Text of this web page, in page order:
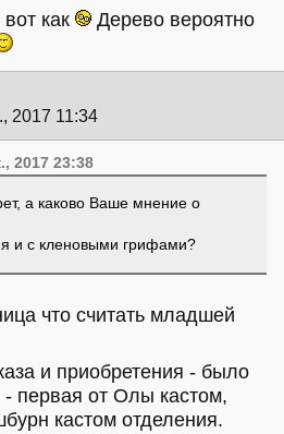
как
Дерево вероятно
2017 11:34
2017 23:38
а каково Ваше мнение о
и с кленовыми грифами?
что считать младшей
и приобретения - было
- первая от Олы кастом,
кастом отделения.